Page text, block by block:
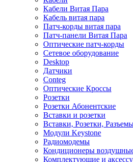
Кабели Витая Пара
Кабель витая пара
Патч-корды витая пара
Патч-панели Витая Пара
Оптические патч-корды
Сетевое оборудование
Desktop
Датчики
Conteg
Оптические Кроссы
Розетки
Розетки Абонентские
Вставки и розетки
Вставки, Розетки,
Модули Keystone
Радиомодемы
Кондиционеры
Комплектующие и